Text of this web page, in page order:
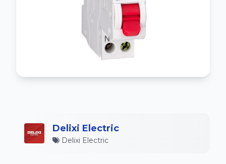
Delixi Electric
Delixi Electric